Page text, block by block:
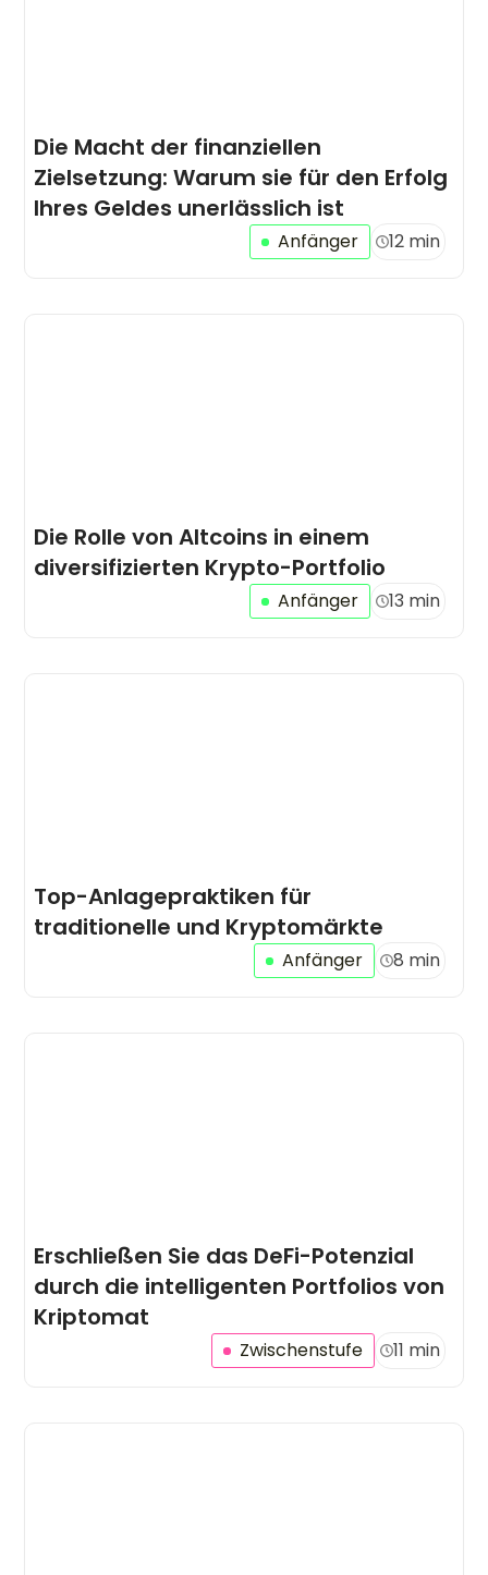
Die Macht der finanziellen
Zielsetzung: Warum sie für den Erfolg
Ihres Geldes unerlässlich ist
Anfänger 12 min
Die Rolle von Altcoins in einem
diversifizierten Krypto-Portfolio
Anfänger 13 min
Top-Anlagepraktiken für
traditionelle und Kryptomärkte
Anfänger 8 min
Erschließen Sie das DeFi-Potenzial
durch die intelligenten Portfolios von
Kriptomat
Zwischenstufe 11 min